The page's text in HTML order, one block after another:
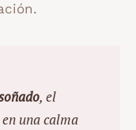
, el
una calma